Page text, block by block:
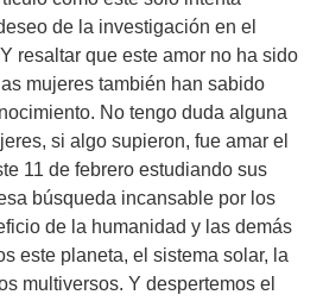
de la investigación en el
resaltar que este amor no ha sido
mujeres también han sabido
No tengo duda alguna
si algo supieron, fue amar el
11 de febrero estudiando sus
búsqueda incansable por los
de la humanidad y las demás
este planeta, el sistema solar, la
multiversos. Y despertemos el